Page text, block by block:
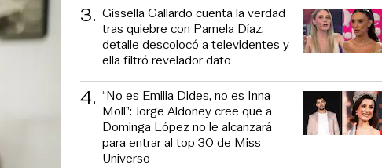
3. Gissella Gallardo cuenta la verdad
tras quiebre con Pamela Díaz:
detalle descolocó a televidentes y
ella filtró revelador dato
4. “No es Emilia Dides, no es Inna
Moll”: Jorge Aldoney cree que a
Dominga López no le alcanzará
para entrar al top 30 de Miss
Universo